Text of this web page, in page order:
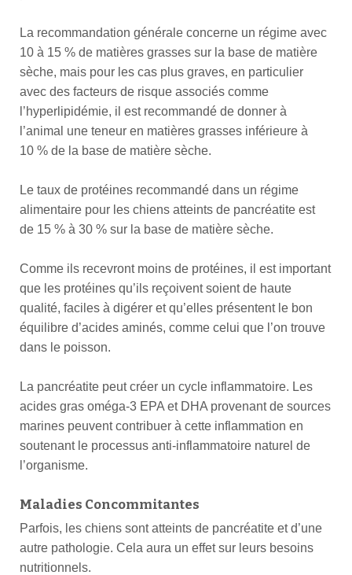
La recommandation générale concerne un régime avec
10 à 15 % de matières grasses sur la base de matière
sèche, mais pour les cas plus graves, en particulier
avec des facteurs de risque associés comme
l’hyperlipidémie, il est recommandé de donner à
l’animal une teneur en matières grasses inférieure à
10 % de la base de matière sèche.
Le taux de protéines recommandé dans un régime
alimentaire pour les chiens atteints de pancréatite est
de 15 % à 30 % sur la base de matière sèche.
Comme ils recevront moins de protéines, il est important
que les protéines qu’ils reçoivent soient de haute
qualité, faciles à digérer et qu’elles présentent le bon
équilibre d’acides aminés, comme celui que l’on trouve
dans le poisson.
La pancréatite peut créer un cycle inflammatoire. Les
acides gras oméga-3 EPA et DHA provenant de sources
marines peuvent contribuer à cette inflammation en
soutenant le processus anti-inflammatoire naturel de
l’organisme.
Maladies Concommitantes
Parfois, les chiens sont atteints de pancréatite et d’une
autre pathologie. Cela aura un effet sur leurs besoins
nutritionnels.